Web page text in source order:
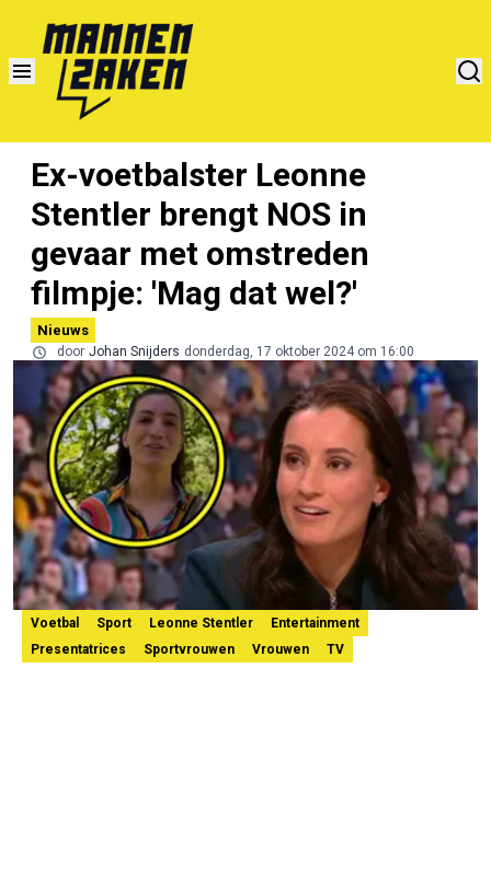
Ex-voetbalster Leonne
Stentler brengt NOS in
gevaar met omstreden
filmpje: 'Mag dat wel?'
Nieuws
door Johan Snijders donderdag, 17 oktober 2024 om 16:00
Voetbal Sport Leonne Stentler
Entertainment
Presentatrices
Sportvrouwen Vrouwen TV